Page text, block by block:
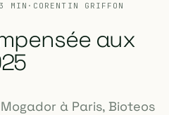
3 MIN · CORENTIN GRIFFON
aux
à Paris, Bioteos